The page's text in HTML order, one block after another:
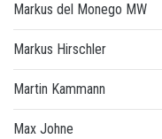
Markus del Monego MW
Markus Hirschler
Martin Kammann
Max Johne